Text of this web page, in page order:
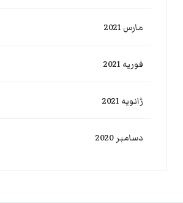
مارس 2021
فوریه 2021
ژانویه 2021
دسامبر 2020